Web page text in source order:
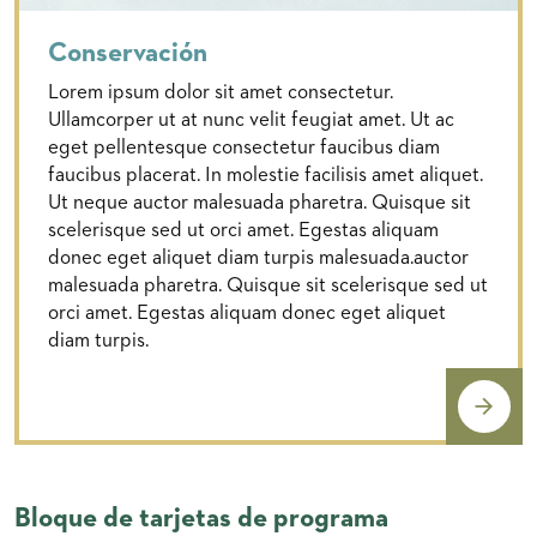
Conservación
Lorem ipsum dolor sit amet consectetur.
Ullamcorper ut at nunc velit feugiat amet. Ut ac
eget pellentesque consectetur faucibus diam
faucibus placerat. In molestie facilisis amet aliquet.
Ut neque auctor malesuada pharetra. Quisque sit
scelerisque sed ut orci amet. Egestas aliquam
donec eget aliquet diam turpis malesuada.auctor
malesuada pharetra. Quisque sit scelerisque sed ut
orci amet. Egestas aliquam donec eget aliquet
diam turpis.
Bloque de tarjetas de programa